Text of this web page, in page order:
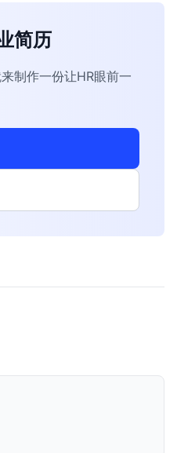
简历
制作一份让HR眼前一